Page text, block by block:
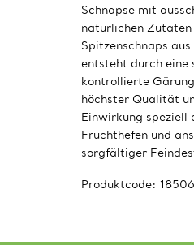
Schnäpse mit
natürlichen Zutaten
Spitzenschnaps
entsteht durch eine
kontrollierte
höchster Qualität
Einwirkung speziell
Fruchthefen und
sorgfältiger
Produktcode: